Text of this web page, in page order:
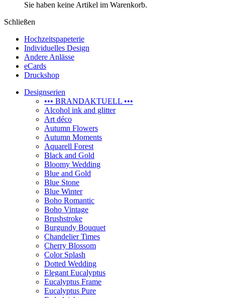
Sie haben keine Artikel im Warenkorb.
Schließen
Hochzeitspapeterie
Individuelles Design
Andere Anlässe
eCards
Druckshop
Designserien
••• BRANDAKTUELL •••
Alcohol ink and glitter
Art déco
Autumn Flowers
Autumn Moments
Aquarell Forest
Black and Gold
Bloomy Wedding
Blue and Gold
Blue Stone
Blue Winter
Boho Romantic
Boho Vintage
Brushstroke
Burgundy Bouquet
Chandelier Times
Cherry Blossom
Color Splash
Dotted Wedding
Elegant Eucalyptus
Eucalyptus Frame
Eucalyptus Pure